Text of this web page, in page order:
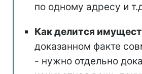
по одному адресу и
Как делится
доказанном факте
- нужно отдельно